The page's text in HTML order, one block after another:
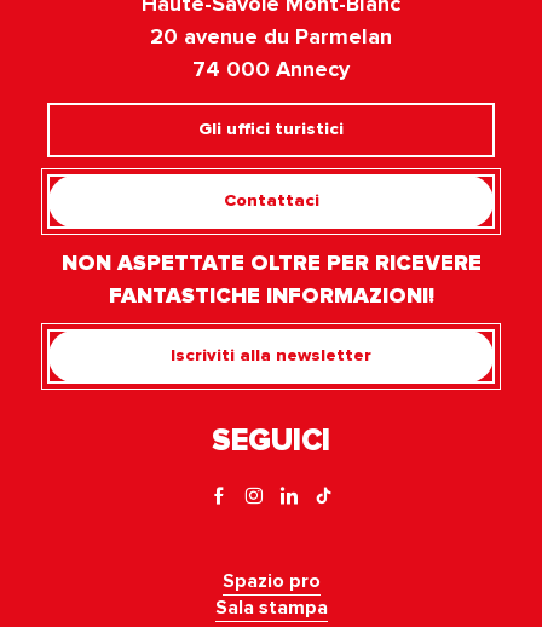
20 avenue du Parmelan
74 000 Annecy
Gli uffici turistici
Contattaci
NON ASPETTATE OLTRE PER RICEVERE
FANTASTICHE INFORMAZIONI!
Iscriviti alla newsletter
SEGUICI
Spazio pro
Sala stampa